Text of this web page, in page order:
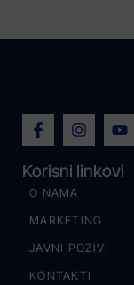
Korisni linkovi
O NAMA
MARKETING
JAVNI POZIVI
KONTAKTI